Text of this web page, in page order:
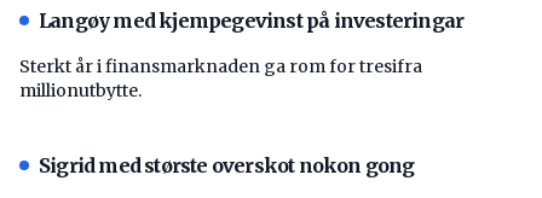
Langøy med kjempegevinst på investeringar
Sterkt år i finansmarknaden ga rom for tresifra
millionutbytte.
Sigrid med største overskot nokon gong